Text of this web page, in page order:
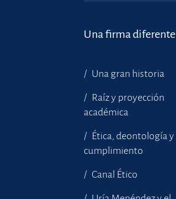
Una firma diferente
Una gran historia
Raíz y proyección
académica
Ética, deontología y
cumplimiento
Canal Ético